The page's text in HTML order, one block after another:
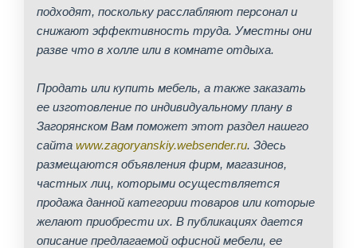
подходят, поскольку расслабляют персонал и
снижают эффективность труда. Уместны они
разве что в холле или в комнате отдыха.
Продать или купить мебель, а также заказать
ее изготовление по индивидуальному плану в
Загорянском Вам поможет этот раздел нашего
сайта www.zagoryanskiy.websender.ru. Здесь
размещаются объявления фирм, магазинов,
частных лиц, которыми осуществляется
продажа данной категории товаров или которые
желают приобрести их. В публикациях дается
описание предлагаемой офисной мебели, ее